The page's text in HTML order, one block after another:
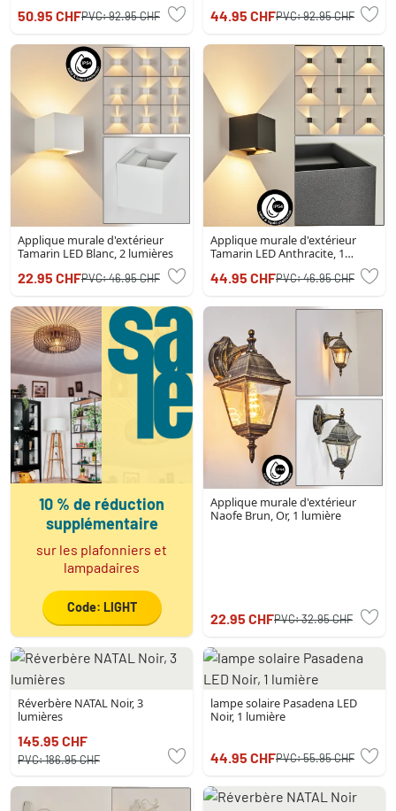
50.95 CHFPVC:92.95 CHF 44.95 CHFPVC:92.95 CHF
Applique murale d'extérieur
Tamarin LED Blanc, 2 lumières
22.95 CHFPVC:46.95 CHF
Applique murale d'extérieur
Tamarin LED Anthracite, 1
44.95 CHFPVC:46.95 CHF
10 % de réduction
supplémentaire
sur les plafonniers et
lampadaires
Code: LIGHT
Applique murale d'extérieur
Naofe Brun, Or, 1 lumière
22.95 CHFPVC:32.95 CHF
Réverbère NATAL Noir, 3
lumières
145.95 CHF
PVC:186.95 CHF
lampe solaire Pasadena LED
Noir, 1 lumière
44.95 CHFPVC:55.95 CHF